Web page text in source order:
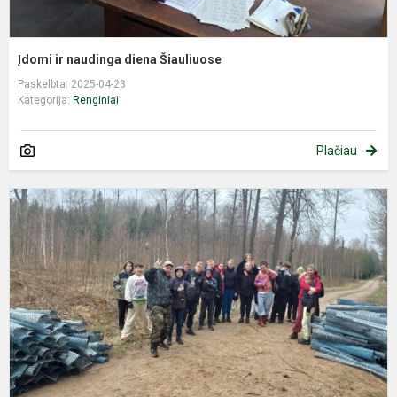
Įdomi ir naudinga diena Šiauliuose
Paskelbta: 2025-04-23
Kategorija: Renginiai
Plačiau